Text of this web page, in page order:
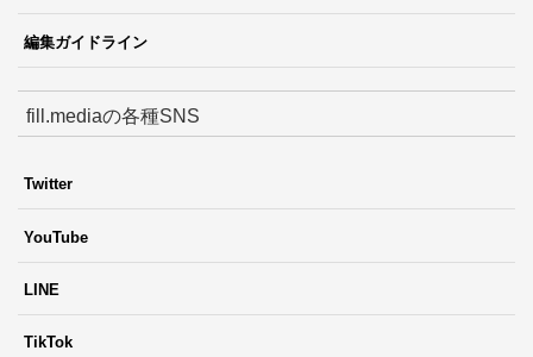
編集ガイドライン
fill.mediaの各種SNS
Twitter
YouTube
LINE
TikTok